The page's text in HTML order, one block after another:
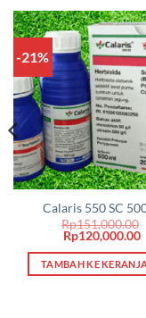
-21%
Calaris 550 SC
Rp151,000.00
Harga
aslinya
adalah:
Rp151,000.00.
Rp120,000.00
TAMBAH KE